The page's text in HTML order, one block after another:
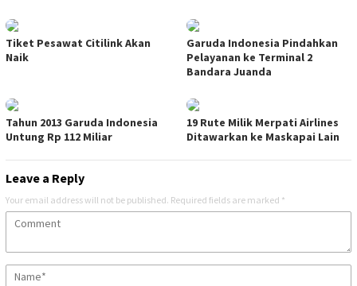
Tiket Pesawat Citilink Akan
Naik
Garuda Indonesia Pindahkan
Pelayanan ke Terminal 2
Bandara Juanda
Tahun 2013 Garuda Indonesia
Untung Rp 112 Miliar
19 Rute Milik Merpati Airlines
Ditawarkan ke Maskapai Lain
Leave a Reply
Your email address will not be published. Required fields are marked *